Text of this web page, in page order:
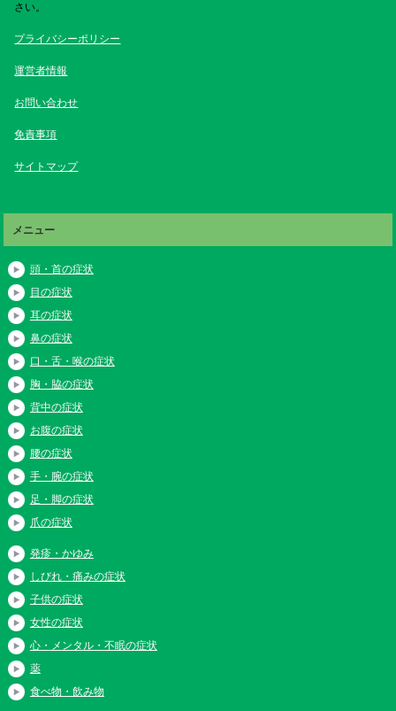
さい。
プライバシーポリシー
運営者情報
お問い合わせ
免責事項
サイトマップ
メニュー
頭・首の症状
目の症状
耳の症状
鼻の症状
口・舌・喉の症状
胸・脇の症状
背中の症状
お腹の症状
腰の症状
手・腕の症状
足・脚の症状
爪の症状
発疹・かゆみ
しびれ・痛みの症状
子供の症状
女性の症状
心・メンタル・不眠の症状
薬
食べ物・飲み物